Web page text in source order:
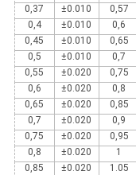
0,37
±0.010 0,57
0,4
±0.010 0,6
0,45
±0.010 0,65
0,5
±0.010 0,7
0,55
±0.020 0,75
0,6
±0.020 0,8
0,65
±0.020 0,85
0,7
±0.020 0,9
0,75
±0.020 0,95
0,8
±0.020 1
0,85
±0.020 1.05